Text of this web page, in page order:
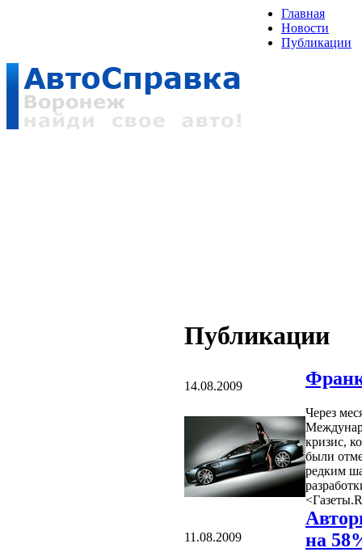
Главная
Новости
Публикации
Публикации
14.08.2009
Через
кризис,
были
редким
11.08.2009
на